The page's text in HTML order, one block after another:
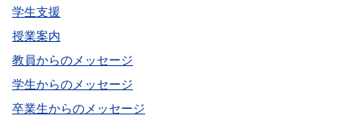
学生支援
授業案内
教員からのメッセージ
学生からのメッセージ
卒業生からのメッセージ